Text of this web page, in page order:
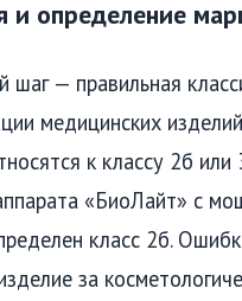
и определение
— правильная
медицинских
к классу 2б или
«БиоЛайт» с
класс 2б.
за